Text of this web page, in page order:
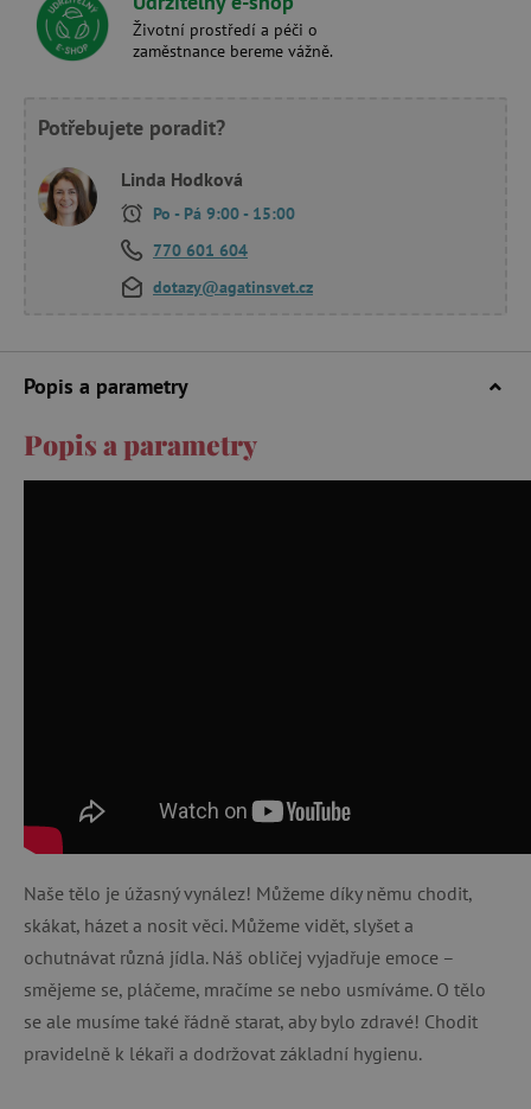
Životní prostředí a péči o
zaměstnance bereme vážně.
Potřebujete poradit?
Linda Hodková
Po - Pá 9:00 - 15:00
770 601 604
dotazy@agatinsvet.cz
Popis a parametry
Popis a parametry
Naše tělo je úžasný vynález! Můžeme díky němu chodit,
skákat, házet a nosit věci. Můžeme vidět, slyšet a
ochutnávat různá jídla. Náš obličej vyjadřuje emoce –
smějeme se, pláčeme, mračíme se nebo usmíváme. O tělo
se ale musíme také řádně starat, aby bylo zdravé! Chodit
pravidelně k lékaři a dodržovat základní hygienu.